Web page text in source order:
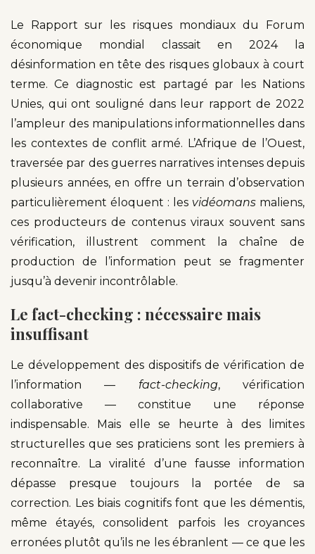
Le Rapport sur les risques mondiaux du Forum
économique mondial classait en 2024 la
désinformation en tête des risques globaux à court
terme. Ce diagnostic est partagé par les Nations
Unies, qui ont souligné dans leur rapport de 2022
l’ampleur des manipulations informationnelles dans
les contextes de conflit armé. L’Afrique de l’Ouest,
traversée par des guerres narratives intenses depuis
plusieurs années, en offre un terrain d’observation
particulièrement éloquent : les vidéomans maliens,
ces producteurs de contenus viraux souvent sans
vérification, illustrent comment la chaîne de
production de l’information peut se fragmenter
jusqu’à devenir incontrôlable.
Le fact-checking : nécessaire mais
insuffisant
Le développement des dispositifs de vérification de
l’information — fact-checking, vérification
collaborative — constitue une réponse
indispensable. Mais elle se heurte à des limites
structurelles que ses praticiens sont les premiers à
reconnaître. La viralité d’une fausse information
dépasse presque toujours la portée de sa
correction. Les biais cognitifs font que les démentis,
même étayés, consolident parfois les croyances
erronées plutôt qu’ils ne les ébranlent — ce que les